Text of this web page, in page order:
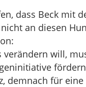
dass Beck mit
an diesen
verändern will,
demnach für